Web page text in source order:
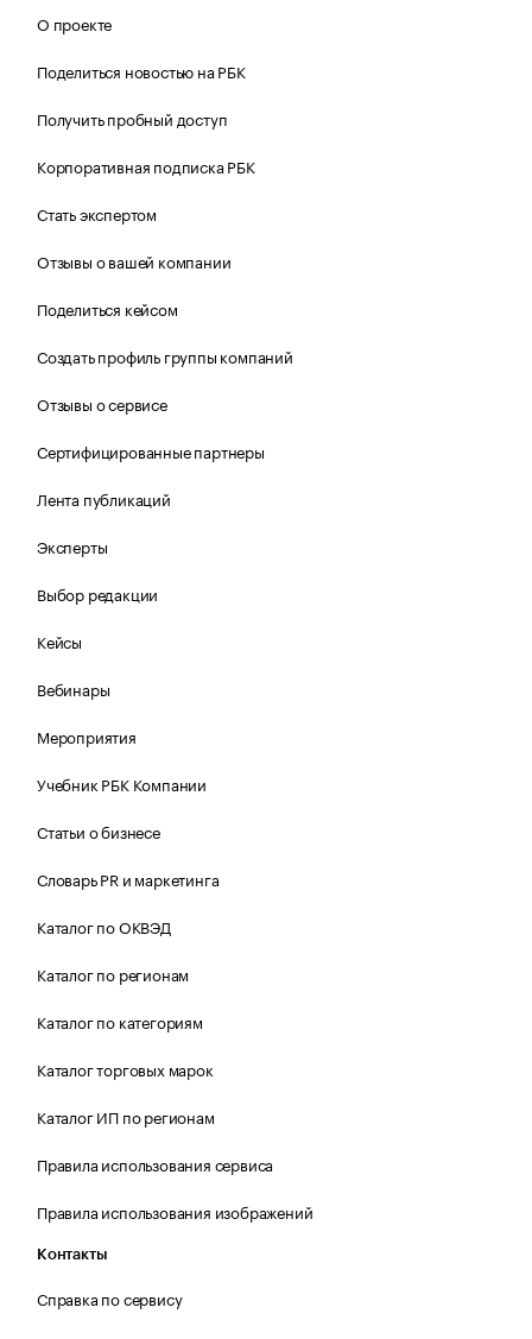
О проекте
Поделиться новостью на РБК
Получить пробный доступ
Корпоративная подписка РБК
Стать экспертом
Отзывы о вашей компании
Поделиться кейсом
Создать профиль группы компаний
Отзывы о сервисе
Сертифицированные партнеры
Лента публикаций
Эксперты
Выбор редакции
Кейсы
Вебинары
Мероприятия
Учебник РБК Компании
Статьи о бизнесе
Словарь PR и маркетинга
Каталог по ОКВЭД
Каталог по регионам
Каталог по категориям
Каталог торговых марок
Каталог ИП по регионам
Правила использования сервиса
Правила использования изображений
Контакты
Справка по сервису